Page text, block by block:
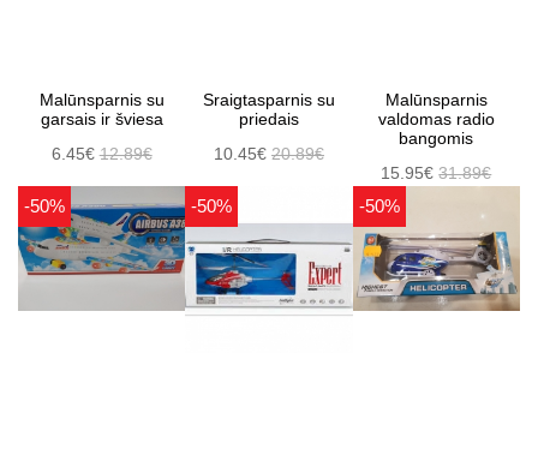
Malūnsparnis su
garsais ir šviesa
6.45€12.89€
Sraigtasparnis su
priedais
10.45€ 20.89€
Malūnsparnis
valdomas radio
bangomis
15.95€31.89€
-50% -50% -50%